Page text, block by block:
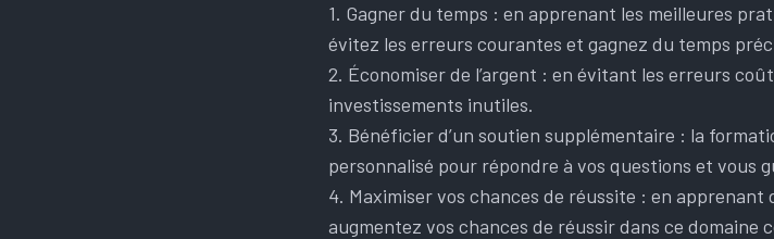
1. Gagner du temps : en apprenant les meilleures
évitez les erreurs courantes et gagnez du temps
2. Économiser de l’argent : en évitant les erreurs
investissements inutiles.
3. Bénéficier d’un soutien supplémentaire : la
personnalisé pour répondre à vos questions et vous
4. Maximiser vos chances de réussite : en
augmentez vos chances de réussir dans ce domaine